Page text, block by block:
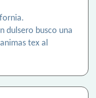
dulsero busco una
tex al